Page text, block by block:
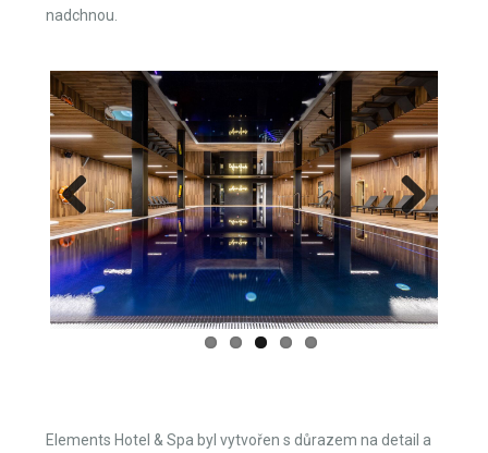
nadchnou.
Previous Next
Elements Hotel & Spa byl vytvořen s důrazem na detail a